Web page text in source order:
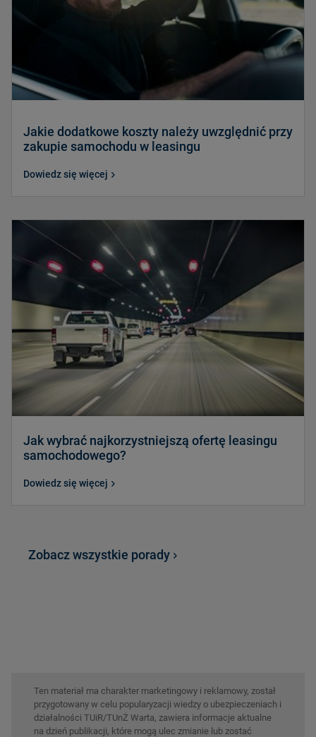
Jakie dodatkowe koszty należy uwzględnić przy
zakupie samochodu w leasingu
Dowiedz się więcej
Jak wybrać najkorzystniejszą ofertę leasingu
samochodowego?
Dowiedz się więcej
Zobacz wszystkie porady
Ten materiał ma charakter marketingowy i reklamowy, został
przygotowany w celu popularyzacji wiedzy o ubezpieczeniach i
działalności TUiR/TUnŻ Warta, zawiera informacje aktualne
na dzień publikacji, które mogą ulec zmianie lub zostać